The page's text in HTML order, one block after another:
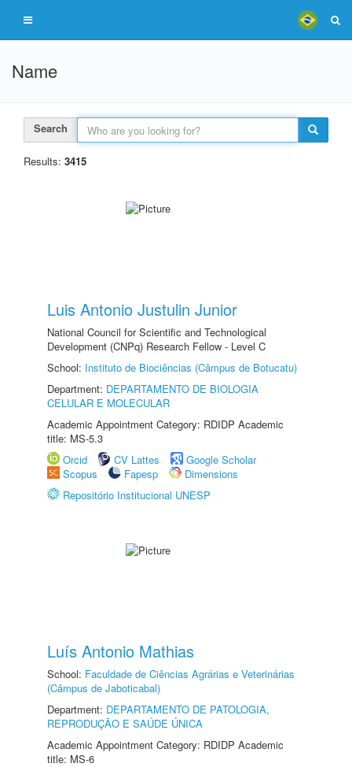
Name
Search
Results: 3415
Luis Antonio Justulin Junior
National Council for Scientific and Technological
Development (CNPq) Research Fellow - Level C
School: Instituto de Biociências (Câmpus de Botucatu)
Department: DEPARTAMENTO DE BIOLOGIA
CELULAR E MOLECULAR
Academic Appointment Category: RDIDP Academic
title: MS-5.3
Orcid
CV Lattes
Google Scholar
Scopus
Fapesp
Dimensions
Repositório Institucional UNESP
Luís Antonio Mathias
School: Faculdade de Ciências Agrárias e Veterinárias
(Câmpus de Jaboticabal)
Department: DEPARTAMENTO DE PATOLOGIA,
REPRODUÇÃO E SAÚDE ÚNICA
Academic Appointment Category: RDIDP Academic
title: MS-6